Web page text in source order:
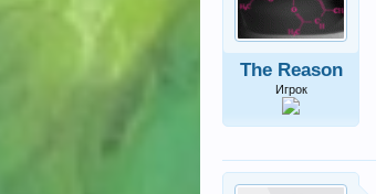
The Reason
Игрок